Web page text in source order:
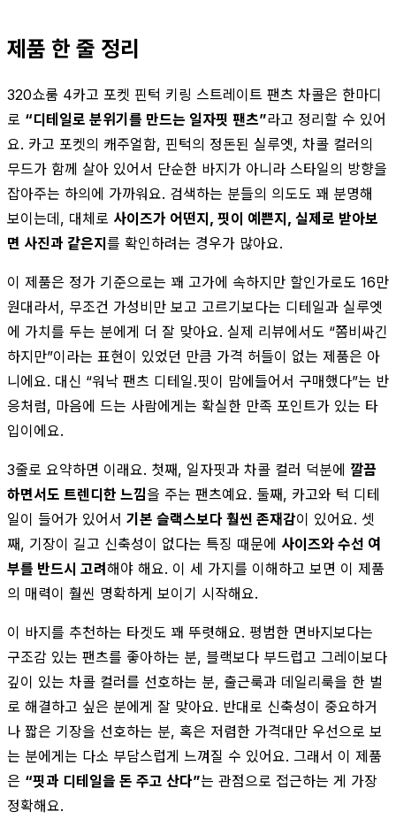
제품 한 줄 정리
320쇼룸 4카고 포켓 핀턱 키링 스트레이트 팬츠 차콜은 한마디
로 “디테일로 분위기를 만드는 일자핏 팬츠”라고 정리할 수 있어
요. 카고 포켓의 캐주얼함, 핀턱의 정돈된 실루엣, 차콜 컬러의
무드가 함께 살아 있어서 단순한 바지가 아니라 스타일의 방향을
잡아주는 하의에 가까워요. 검색하는 분들의 의도도 꽤 분명해
보이는데, 대체로 사이즈가 어떤지, 핏이 예쁜지, 실제로 받아보
면 사진과 같은지를 확인하려는 경우가 많아요.
이 제품은 정가 기준으로는 꽤 고가에 속하지만 할인가로도 16만
원대라서, 무조건 가성비만 보고 고르기보다는 디테일과 실루엣
에 가치를 두는 분에게 더 잘 맞아요. 실제 리뷰에서도 “쫌비싸긴
하지만”이라는 표현이 있었던 만큼 가격 허들이 없는 제품은 아
니에요. 대신 “워낙 팬츠 디테일.핏이 맘에들어서 구매했다”는 반
응처럼, 마음에 드는 사람에게는 확실한 만족 포인트가 있는 타
입이에요.
3줄로 요약하면 이래요. 첫째, 일자핏과 차콜 컬러 덕분에 깔끔
하면서도 트렌디한 느낌을 주는 팬츠예요. 둘째, 카고와 턱 디테
일이 들어가 있어서 기본 슬랙스보다 훨씬 존재감이 있어요. 셋
째, 기장이 길고 신축성이 없다는 특징 때문에 사이즈와 수선 여
부를 반드시 고려해야 해요. 이 세 가지를 이해하고 보면 이 제품
의 매력이 훨씬 명확하게 보이기 시작해요.
이 바지를 추천하는 타겟도 꽤 뚜렷해요. 평범한 면바지보다는
구조감 있는 팬츠를 좋아하는 분, 블랙보다 부드럽고 그레이보다
깊이 있는 차콜 컬러를 선호하는 분, 출근룩과 데일리룩을 한 벌
로 해결하고 싶은 분에게 잘 맞아요. 반대로 신축성이 중요하거
나 짧은 기장을 선호하는 분, 혹은 저렴한 가격대만 우선으로 보
는 분에게는 다소 부담스럽게 느껴질 수 있어요. 그래서 이 제품
은 “핏과 디테일을 돈 주고 산다”는 관점으로 접근하는 게 가장
정확해요.